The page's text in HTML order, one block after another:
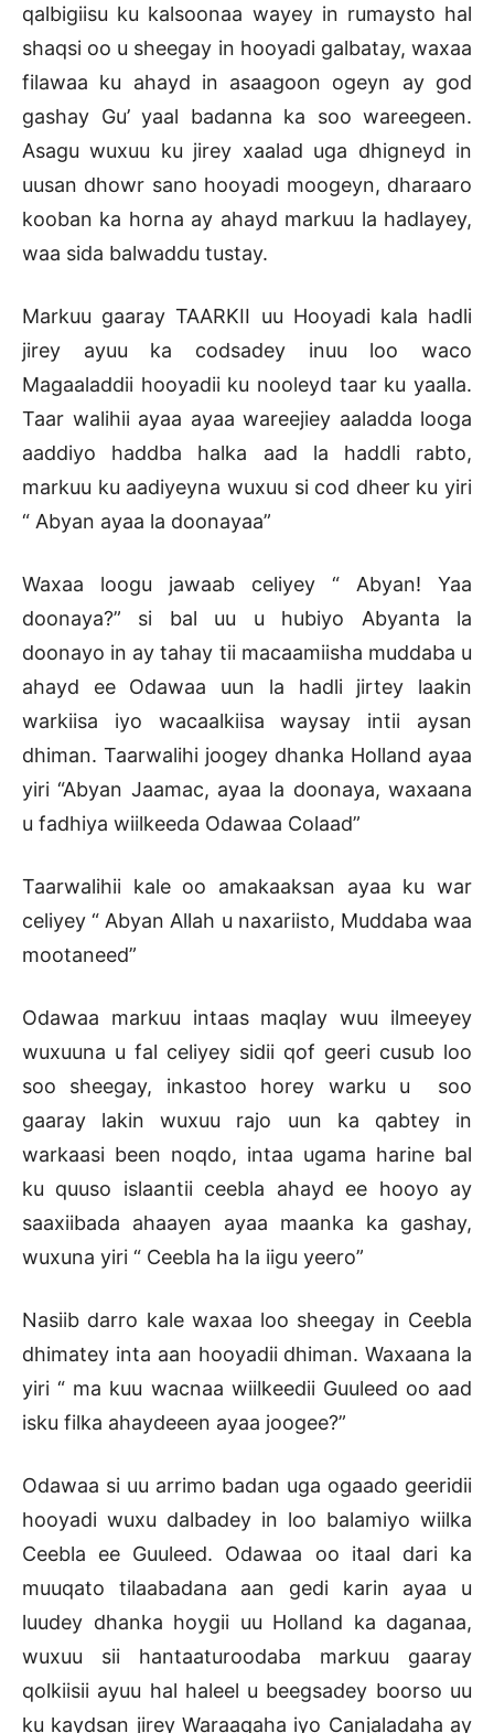
qalbigiisu ku kalsoonaa wayey in rumaysto hal
shaqsi oo u sheegay in hooyadi galbatay, waxaa
filawaa ku ahayd in asaagoon ogeyn ay god
gashay Gu’ yaal badanna ka soo wareegeen.
Asagu wuxuu ku jirey xaalad uga dhigneyd in
uusan dhowr sano hooyadi moogeyn, dharaaro
kooban ka horna ay ahayd markuu la hadlayey,
waa sida balwaddu tustay.
Markuu gaaray TAARKII uu Hooyadi kala hadli
jirey ayuu ka codsadey inuu loo waco
Magaaladdii hooyadii ku nooleyd taar ku yaalla.
Taar walihii ayaa ayaa wareejiey aaladda looga
aaddiyo haddba halka aad la haddli rabto,
markuu ku aadiyeyna wuxuu si cod dheer ku yiri
“ Abyan ayaa la doonayaa”
Waxaa loogu jawaab celiyey “ Abyan! Yaa
doonaya?” si bal uu u hubiyo Abyanta la
doonayo in ay tahay tii macaamiisha muddaba u
ahayd ee Odawaa uun la hadli jirtey laakin
warkiisa iyo wacaalkiisa waysay intii aysan
dhiman. Taarwalihi joogey dhanka Holland ayaa
yiri “Abyan Jaamac, ayaa la doonaya, waxaana
u fadhiya wiilkeeda Odawaa Colaad”
Taarwalihii kale oo amakaaksan ayaa ku war
celiyey “ Abyan Allah u naxariisto, Muddaba waa
mootaneed”
Odawaa markuu intaas maqlay wuu ilmeeyey
wuxuuna u fal celiyey sidii qof geeri cusub loo
soo sheegay, inkastoo horey warku u soo
gaaray lakin wuxuu rajo uun ka qabtey in
warkaasi been noqdo, intaa ugama harine bal
ku quuso islaantii ceebla ahayd ee hooyo ay
saaxiibada ahaayen ayaa maanka ka gashay,
wuxuna yiri “ Ceebla ha la iigu yeero”
Nasiib darro kale waxaa loo sheegay in Ceebla
dhimatey inta aan hooyadii dhiman. Waxaana la
yiri “ ma kuu wacnaa wiilkeedii Guuleed oo aad
isku filka ahaydeeen ayaa joogee?”
Odawaa si uu arrimo badan uga ogaado geeridii
hooyadi wuxu dalbadey in loo balamiyo wiilka
Ceebla ee Guuleed. Odawaa oo itaal dari ka
muuqato tilaabadana aan gedi karin ayaa u
luudey dhanka hoygii uu Holland ka daganaa,
wuxuu sii hantaaturoodaba markuu gaaray
qolkiisii ayuu hal haleel u beegsadey boorso uu
ku kaydsan jirey Waraaqaha iyo Canjaladaha ay